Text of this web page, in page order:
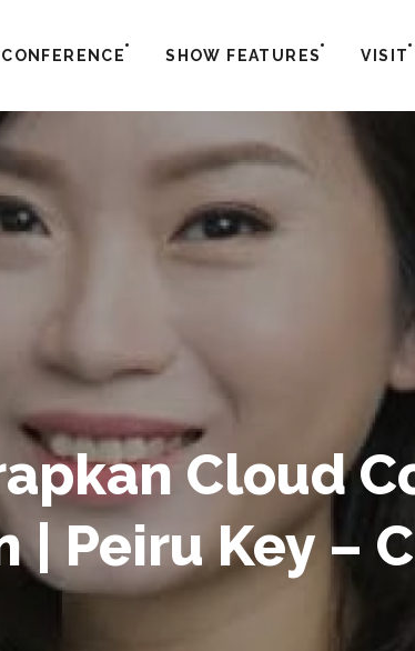
CONFERENCE SHOW FEATURES VISIT
Cloud
| Peiru Key –